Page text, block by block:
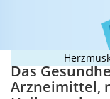
Das
Arzneimittel,